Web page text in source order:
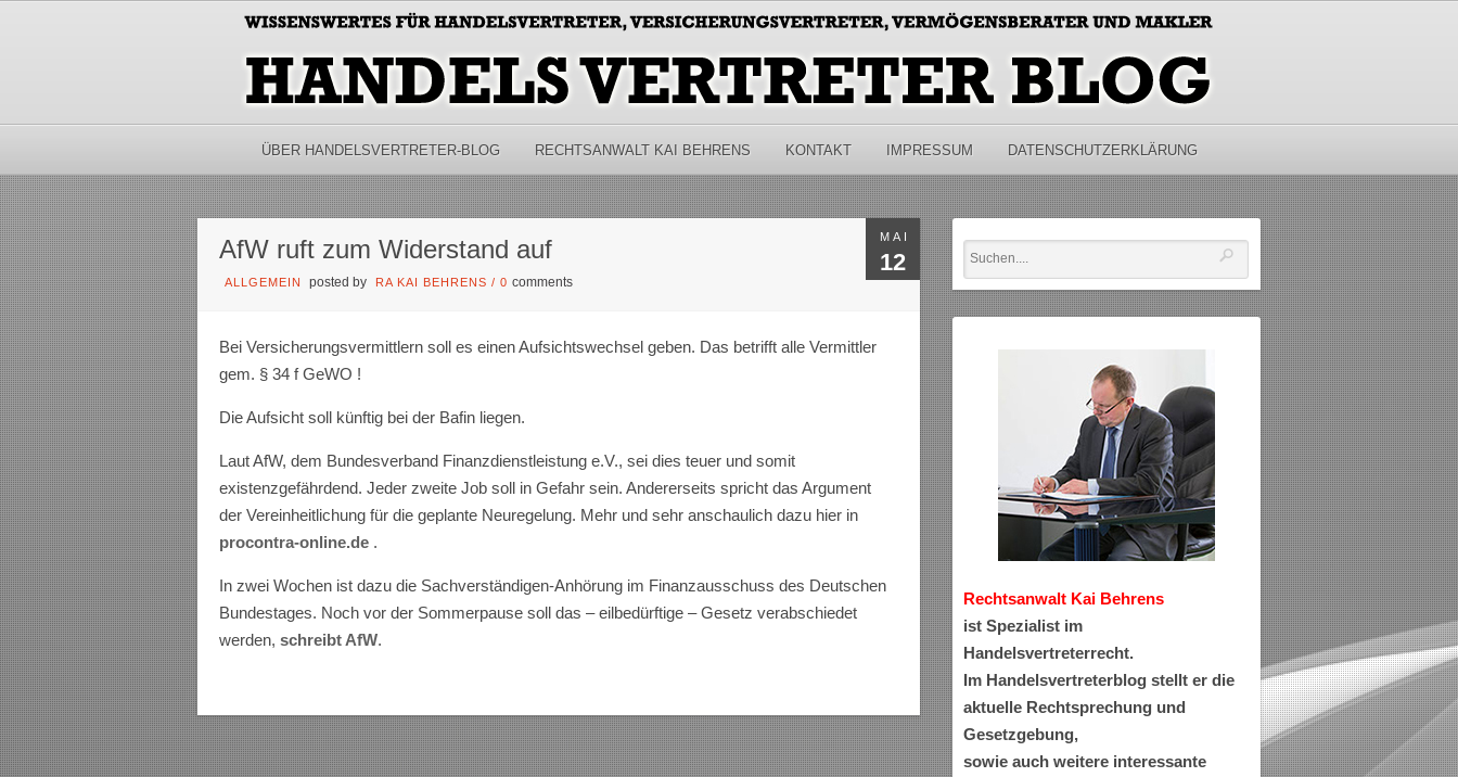
ÜBER HANDELSVERTRETER-BLOG RECHTSANWALT KAI BEHRENS KONTAKT IMPRESSUM DATENSCHUTZERKLÄRUNG
MAI
12
AfW ruft zum Widerstand auf
ALLGEMEIN posted by RA KAI BEHRENS /0comments
Bei Versicherungsvermittlern soll es einen Aufsichtswechsel geben. Das betrifft alle Vermittler
gem. § 34 f GeWO !
Die Aufsicht soll künftig bei der Bafin liegen.
Laut AfW, dem Bundesverband Finanzdienstleistung e.V., sei dies teuer und somit
existenzgefährdend. Jeder zweite Job soll in Gefahr sein. Andererseits spricht das Argument
der Vereinheitlichung für die geplante Neuregelung. Mehr und sehr anschaulich dazu hier in
procontra-online.de .
In zwei Wochen ist dazu die Sachverständigen-Anhörung im Finanzausschuss des Deutschen
Bundestages. Noch vor der Sommerpause soll das – eilbedürftige – Gesetz verabschiedet
werden,schreibt AfW.
Rechtsanwalt Kai Behrens
ist Spezialist im
Handelsvertreterrecht.
Im Handelsvertreterblog stellt er die
aktuelle Rechtsprechung und
Gesetzgebung,
sowie auch weitere interessante